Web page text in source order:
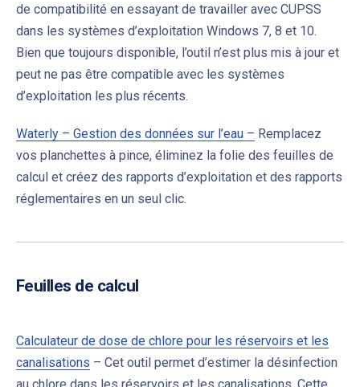
de compatibilité en essayant de travailler avec CUPSS
dans les systèmes d’exploitation Windows 7, 8 et 10.
Bien que toujours disponible, l’outil n’est plus mis à jour et
peut ne pas être compatible avec les systèmes
d’exploitation les plus récents.
Waterly – Gestion des données sur l’eau – Remplacez
vos planchettes à pince, éliminez la folie des feuilles de
calcul et créez des rapports d’exploitation et des rapports
réglementaires en un seul clic.
Feuilles de calcul
Calculateur de dose de chlore pour les réservoirs et les
canalisations – Cet outil permet d’estimer la désinfection
au chlore dans les réservoirs et les canalisations. Cette